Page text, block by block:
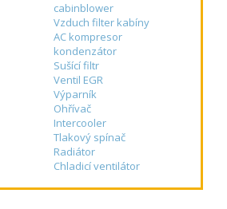
cabinblower
Vzduch filter kabíny
AC kompresor
kondenzátor
Sušící filtr
Ventil EGR
Výparník
Ohřívač
Intercooler
Tlakový spínač
Radiátor
Chladicí ventilátor